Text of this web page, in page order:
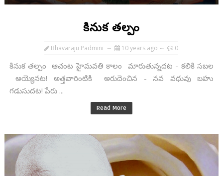
కినుక తల్పం
Bhavaraju Padmini 10 years ago 0
కినుక తల్పం ఆచంట హైమవతి కాలం మారుతున్నదట - కలికి సబల
అయ్యెనట! అత్తవారింటికి అరుదెంచిన - నవ వధువు బహు
గడుసుదట! పేరు ...
Read More